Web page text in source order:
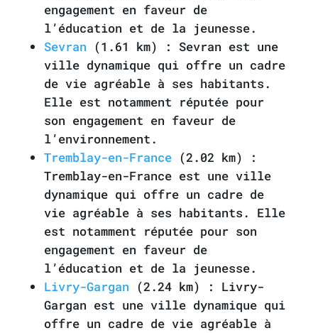
engagement en faveur de
l’éducation et de la jeunesse.
Sevran (1.61 km) : Sevran est une
ville dynamique qui offre un cadre
de vie agréable à ses habitants.
Elle est notamment réputée pour
son engagement en faveur de
l’environnement.
Tremblay-en-France(2.02 km) :
Tremblay-en-France est une ville
dynamique qui offre un cadre de
vie agréable à ses habitants. Elle
est notamment réputée pour son
engagement en faveur de
l’éducation et de la jeunesse.
Livry-Gargan (2.24 km) : Livry-
Gargan est une ville dynamique qui
offre un cadre de vie agréable à